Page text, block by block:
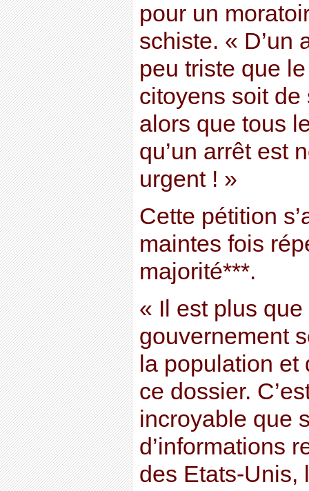
pour un
schiste. « D’un
peu triste que
citoyens soit
alors que tous
qu’un arrêt est
urgent ! »
Cette pétition
maintes fois
majorité***.
« Il est plus
gouvernement
la population
ce dossier.
incroyable que
d’informations
des Etats-Unis,